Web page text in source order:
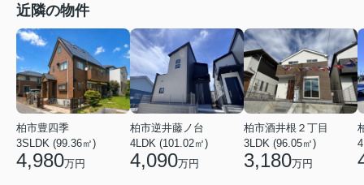
近隣の物件
柏市豊四季
3SLDK (99.36㎡)
4,980万円
柏市逆井藤ノ台
4LDK (101.02㎡)
4,090万円
柏市酒井根２丁目
3LDK (96.05㎡)
3,180万円